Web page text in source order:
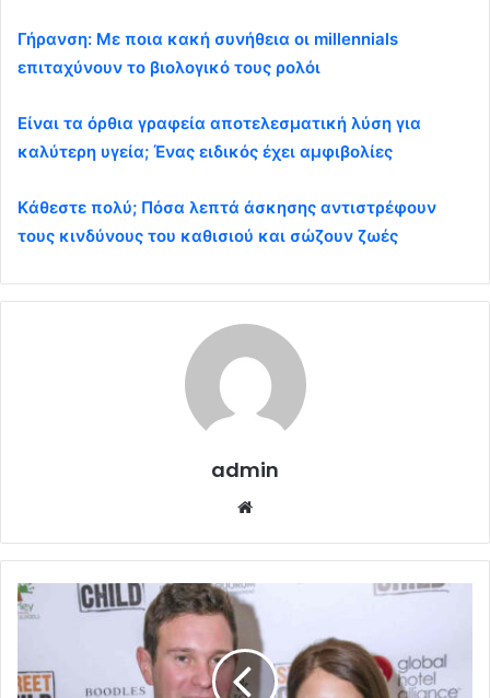
Γήρανση: Με ποια κακή συνήθεια οι millennials
επιταχύνουν το βιολογικό τους ρολόι
Είναι τα όρθια γραφεία αποτελεσματική λύση για
καλύτερη υγεία; Ένας ειδικός έχει αμφιβολίες
Kάθεστε πολύ; Πόσα λεπτά άσκησης αντιστρέφουν
τους κινδύνους του καθισιού και σώζουν ζωές
admin